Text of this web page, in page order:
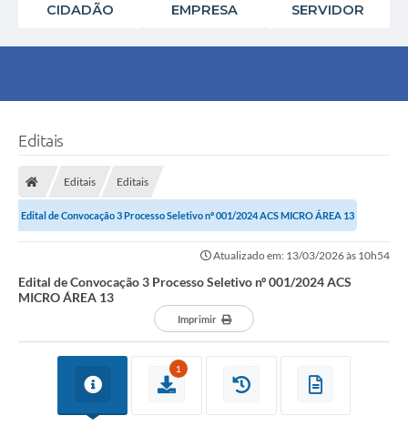
CIDADÃO EMPRESA SERVIDOR
Editais
Editais Editais
Edital de Convocação 3 Processo Seletivo nº 001/2024 ACS MICRO ÁREA 13
Atualizado em: 13/03/2026 às 10h54
Edital de Convocação 3 Processo Seletivo nº 001/2024 ACS
MICRO ÁREA 13
Imprimir
1